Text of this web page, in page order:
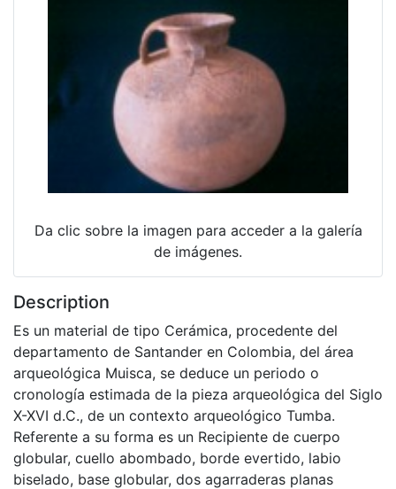
Da clic sobre la imagen para acceder a la galería
de imágenes.
Description
Es un material de tipo Cerámica, procedente del
departamento de Santander en Colombia, del área
arqueológica Muisca, se deduce un periodo o
cronología estimada de la pieza arqueológica del Siglo
X-XVI d.C., de un contexto arqueológico Tumba.
Referente a su forma es un Recipiente de cuerpo
globular, cuello abombado, borde evertido, labio
biselado, base globular, dos agarraderas planas